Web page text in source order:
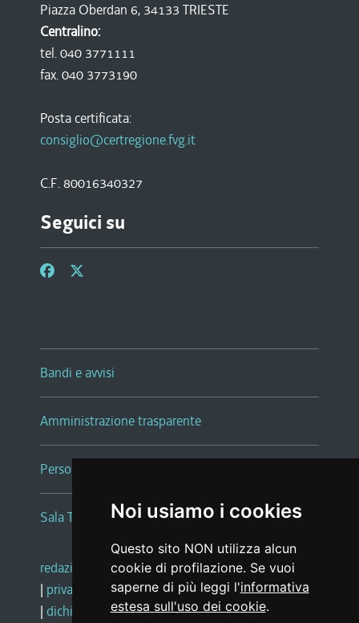
Noi usiamo i cookies
Questo sito NON utilizza alcun
cookie di profilazione. Se vuoi
saperne di più leggi l'informativa
estesa sull'uso dei cookie.
Piazza Oberdan 6, 34133 TRIESTE
Centralino:
tel. 040 3771111
fax. 040 3773190
Posta certificata:
consiglio@certregione.fvg.it
C.F. 80016340327
Seguici su
Bandi e avvisi
Amministrazione trasparente
Persone e Uffici
Sala Tiziano Tessitori
redazione web |note legali |glossario
| privacy
social media policy
| dichiarazione di accessibilità |feedback